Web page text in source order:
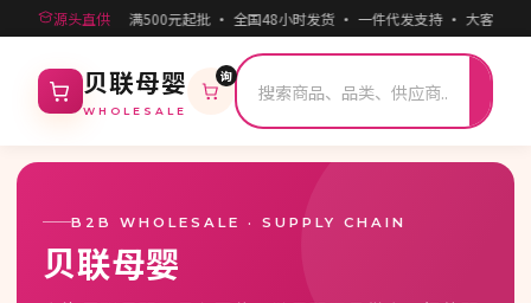
源头直供 满500元起批 · 全国48小时发货 · 一件代发支持 · 大客户专
贝联母婴
WHOLESALE
询
B2B WHOLESALE · SUPPLY CHAIN
贝联母婴